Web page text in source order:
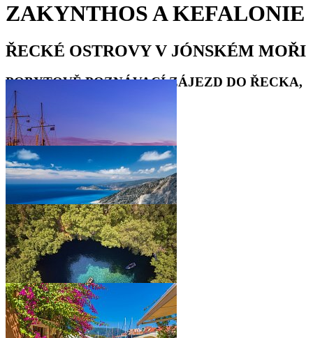
ZAKYNTHOS A KEFALONIE
ŘECKÉ OSTROVY V JÓNSKÉM MOŘI
POBYTOVĚ POZNÁVACÍ ZÁJEZD DO ŘECKA,
DOVOLENÁ 2021
••••••